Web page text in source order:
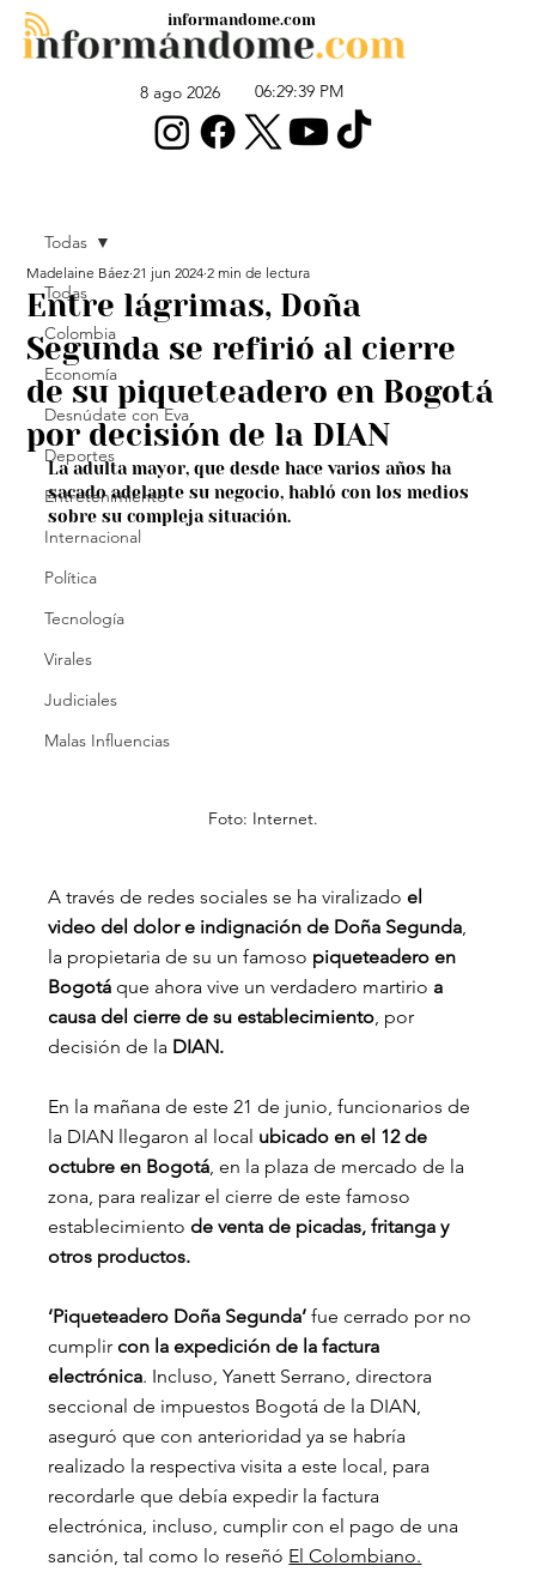
8 ago 2026 06:29:39 PM
informandome.com
Todas
Colombia
Economía
Desnúdate con Eva
Deportes
Entretenimiento
Internacional
Política
Tecnología
Virales
Judiciales
Malas Influencias
Todas
Entre lágrimas, Doña
Segunda se refirió al cierre
de su piqueteadero en Bogotá
por decisión de la DIAN
Madelaine Báez 21 jun 2024 2 min de lectura
La adulta mayor, que desde hace varios años ha
sacado adelante su negocio, habló con los medios
sobre su compleja situación.
Foto: Internet.
A través de redes sociales se ha viralizado el
video del dolor e indignación de Doña Segunda
la propietaria de su un famoso piqueteadero en
Bogotá que ahora vive un verdadero martirio a
causa del cierre de su establecimiento , por
decisión de la DIAN.
En la mañana de este 21 de junio, funcionarios de
la DIAN llegaron al local ubicado en el 12 de
octubre en Bogotá , en la plaza de mercado de la
zona, para realizar el cierre de este famoso
establecimiento de venta de picadas, fritanga y
otros productos.
‘Piqueteadero Doña Segunda’ fue cerrado por no
cumplir con la expedición de la factura
electrónica. Incluso, Yanett Serrano, directora
seccional de impuestos Bogotá de la DIAN,
aseguró que con anterioridad ya se habría
realizado la respectiva visita a este local, para
recordarle que debía expedir la factura
electrónica, incluso, cumplir con el pago de una
sanción, tal como lo reseñó El Colombiano.